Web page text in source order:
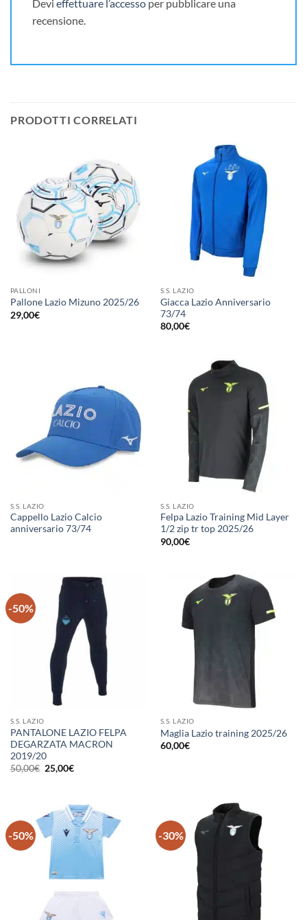
Devi effettuare l’accesso per pubblicare una
recensione.
PRODOTTI CORRELATI
PALLONI
Pallone Lazio Mizuno 2025/26
29,00€
S.S. LAZIO
Giacca Lazio Anniversario
73/74
80,00€
S.S. LAZIO
Cappello Lazio Calcio
anniversario 73/74
S.S. LAZIO
Felpa Lazio Training Mid Layer
1/2 zip tr top 2025/26
90,00€
-50%
S.S. LAZIO
PANTALONE LAZIO FELPA
DEGARZATA MACRON
2019/20
50,00€ Il
prezzo
50,00€.
25,00€Il
25,00€.
S.S. LAZIO
Maglia Lazio training 2025/26
60,00€
-50% -30%